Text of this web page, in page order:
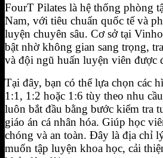
FourT Pilates là hệ thống phòng
Nam, với tiêu chuẩn quốc tế và
luyện chuyên sâu. Cơ sở tại
bật nhờ không gian sang trọng,
và đội ngũ huấn luyện viên được
Tại đây, bạn có thể lựa chọn các
1:1, 1:2 hoặc 1:6 tùy theo nhu
luôn bắt đầu bằng bước kiểm tra
giáo án cá nhân hóa. Giúp học
chóng và an toàn. Đây là địa chỉ
muốn tập luyện khoa học, cải